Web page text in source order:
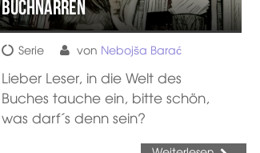
Buchnarren
Serie von Nebojša Barać
Lieber Leser, in die Welt des
Buches tauche ein, bitte schön,
was darf´s denn sein?